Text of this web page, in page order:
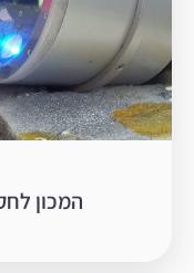
המכון